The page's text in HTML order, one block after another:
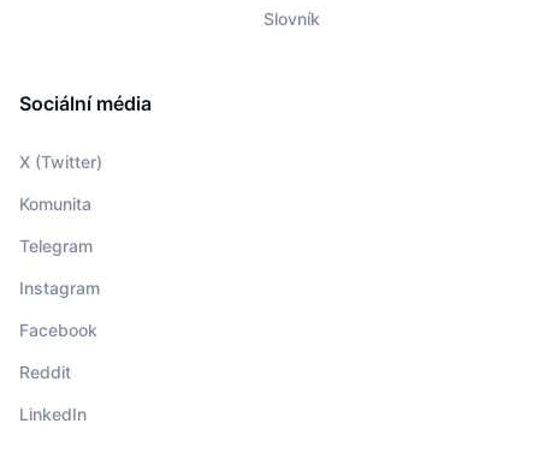
Slovník
Sociální média
X (Twitter)
Komunita
Telegram
Instagram
Facebook
Reddit
LinkedIn